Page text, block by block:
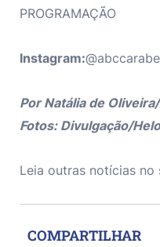
PROGRAMAÇÃO
Instagram:@abccarabe
Por Natália de
Fotos: Divulgação/
Leia outras notícias no
COMPARTILHAR